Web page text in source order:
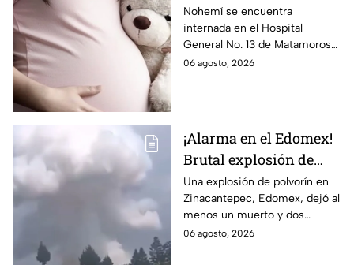
Matamoros,
Tamaulipas; ¿qué pasó
con Nohemí?
Nohemí se encuentra
internada en el Hospital
General No. 13 de Matamoros
tras complicaciones por un
06 agosto, 2026
¡Alarma en el Edomex!
Brutal explosión de
polvorín en Santa
María del Monte,
Zinacantepec; reportan
al menos un muerto y
Una explosión de polvorín en
Zinacantepec, Edomex, dejó al
menos un muerto y dos
heridos; autoridades atiende la
06 agosto, 2026